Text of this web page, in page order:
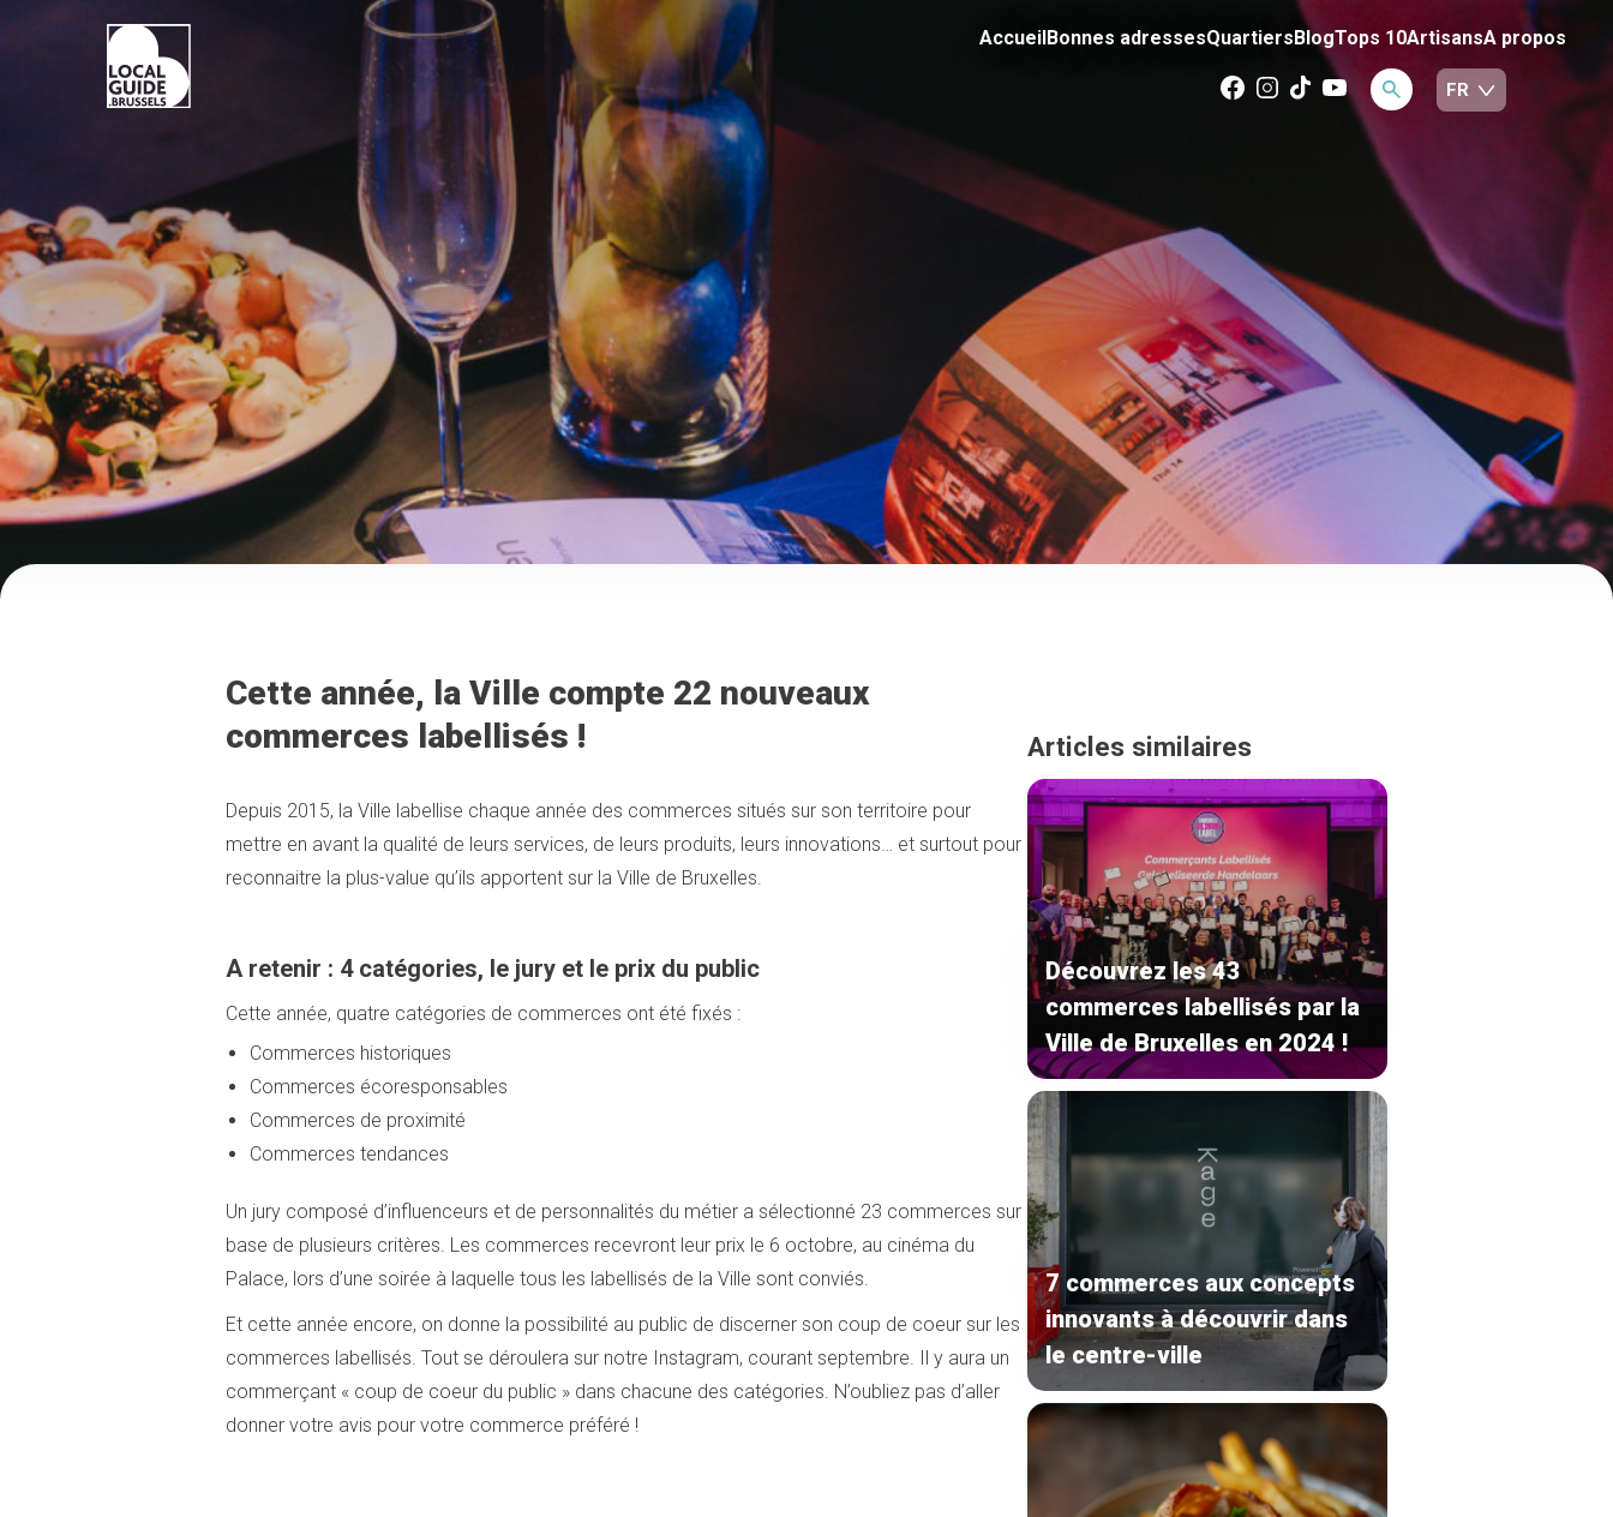
AccueilBonnes adressesQuartiersBlogTops 10ArtisansA propos
Cette année, la Ville compte 22 nouveaux
commerces labellisés !
Depuis 2015, la Ville labellise chaque année des commerces situés sur son territoire pour
mettre en avant la qualité de leurs services, de leurs produits, leurs innovations… et surtout pour
reconnaitre la plus-value qu’ils apportent sur la Ville de Bruxelles.
A retenir : 4 catégories, le jury et le prix du public
Cette année, quatre catégories de commerces ont été fixés :
Commerces historiques
Commerces écoresponsables
Commerces de proximité
Commerces tendances
Un jury composé d’influenceurs et de personnalités du métier a sélectionné 23 commerces sur
base de plusieurs critères. Les commerces recevront leur prix le 6 octobre, au cinéma du
Palace, lors d’une soirée à laquelle tous les labellisés de la Ville sont conviés.
Et cette année encore, on donne la possibilité au public de discerner son coup de coeur sur les
commerces labellisés. Tout se déroulera sur notre Instagram, courant septembre. Il y aura un
commerçant « coup de coeur du public » dans chacune des catégories. N’oubliez pas d’aller
donner votre avis pour votre commerce préféré !
Articles similaires
Découvrez les 43
commerces labellisés par la
Ville de Bruxelles en 2024 !
7 commerces aux concepts
innovants à découvrir dans
le centre-ville